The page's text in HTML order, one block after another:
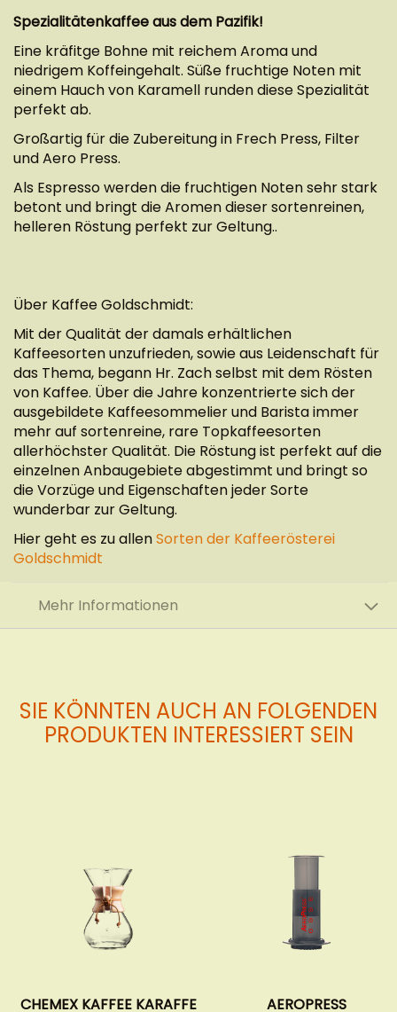
Spezialitätenkaffee aus dem Pazifik!
Eine kräfitge Bohne mit reichem Aroma und
niedrigem Koffeingehalt. Süße fruchtige Noten mit
einem Hauch von Karamell runden diese Spezialität
perfekt ab.
Großartig für die Zubereitung in Frech Press, Filter
und Aero Press.
Als Espresso werden die fruchtigen Noten sehr stark
betont und bringt die Aromen dieser sortenreinen,
helleren Röstung perfekt zur Geltung..
Über Kaffee Goldschmidt:
Mit der Qualität der damals erhältlichen
Kaffeesorten unzufrieden, sowie aus Leidenschaft für
das Thema, begann Hr. Zach selbst mit dem Rösten
von Kaffee. Über die Jahre konzentrierte sich der
ausgebildete Kaffeesommelier und Barista immer
mehr auf sortenreine, rare Topkaffeesorten
allerhöchster Qualität. Die Röstung ist perfekt auf die
einzelnen Anbaugebiete abgestimmt und bringt so
die Vorzüge und Eigenschaften jeder Sorte
wunderbar zur Geltung.
Hier geht es zu allenSorten der Kaffeerösterei
Goldschmidt
Mehr Informationen
SIE KÖNNTEN AUCH AN FOLGENDEN
PRODUKTEN INTERESSIERT SEIN
AEROPRESS ZWICKEL -